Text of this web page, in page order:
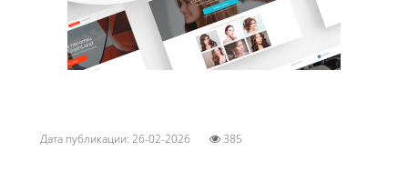
Дата публикации: 26-02-2026 385